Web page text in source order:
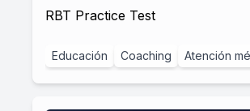
RBT Practice Test
Educación Coaching Atención